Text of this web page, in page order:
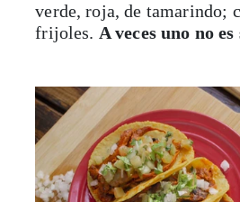
verde, roja, de tamarindo;
frijoles. A veces uno no